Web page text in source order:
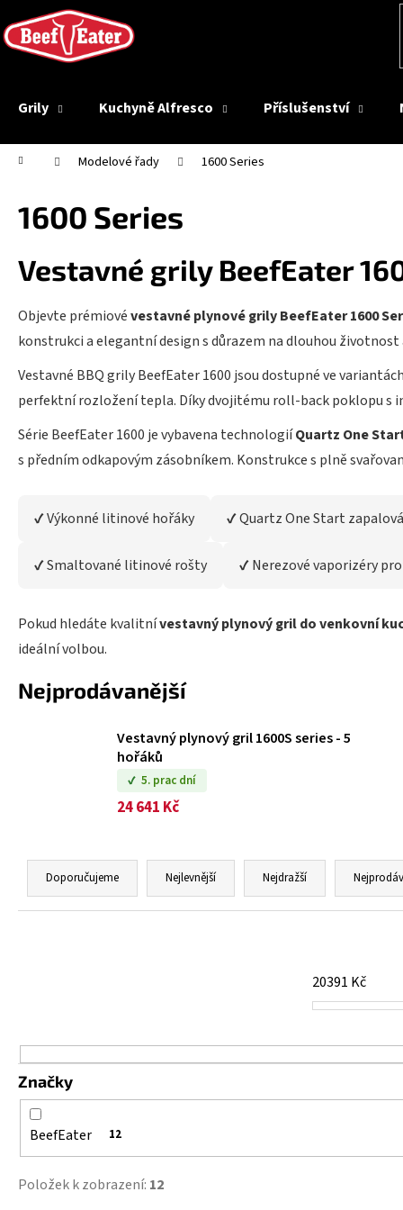
na
obsah
Grily Kuchyně Alfresco Příslušenství
Domů Modelové řady 1600 Series
1600 Series
Vestavné grily BeefEater
Objevte prémiovévestavné plynové grily BeefEater 1600
konstrukci a elegantní design s důrazem na dlouhou
Vestavné BBQ grily BeefEater 1600 jsou dostupné ve
perfektní rozložení tepla. Díky dvojitému roll-back poklopu
Série BeefEater 1600 je vybavena technologiíQuartz One
s předním odkapovým zásobníkem. Konstrukce s plně
✔ Výkonné litinové hořáky ✔ Quartz One Start
✔ Smaltované litinové rošty ✔ Nerezové vaporizéry
Pokud hledáte kvalitnívestavný plynový gril do venkovní
ideální volbou.
Nejprodávanější
Vestavný plynový gril 1600S series - 5
hořáků
5. prac dní
24 641 Kč
Ř
z
o
d
u
ů
Doporučujeme Nejlevnější Nejdražší
20391 Kč
Značky
BeefEater 12
Položek k zobrazení: 12
o
Zpět
obchodu